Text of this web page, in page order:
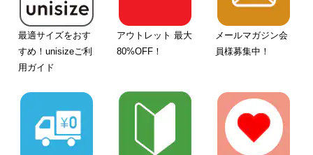
最適サイズをおす
すめ！unisizeご利
用ガイド
アウトレット 最大
80%OFF！
メールマガジン会
員様募集中！